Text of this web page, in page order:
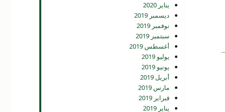
يناير 2020
ديسمبر 2019
نوفمبر 2019
سبتمبر 2019
أغسطس 2019
يوليو 2019
يونيو 2019
أبريل 2019
مارس 2019
فبراير 2019
يناير 2019